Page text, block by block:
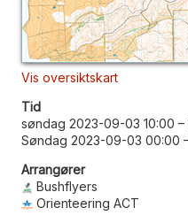
Vis oversiktskart
Tid
søndag 2023-09-03 10:00 –
Søndag 2023-09-03 00:00
Arrangører
Bushflyers
Orienteering ACT